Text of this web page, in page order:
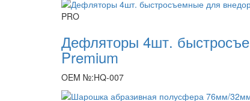
PRO
Дефляторы 4шт.
Premium
OEM №:HQ-007